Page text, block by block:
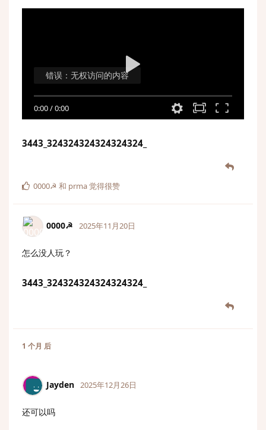
0:00/0:00
错误：无权访问的内容
3443_324324324324324324_
0000☭ 和 prma觉得很赞
0000☭ 2025年11月20日
怎么没人玩？
3443_324324324324324324_
1 个月 后
Jayden 2025年12月26日
还可以吗